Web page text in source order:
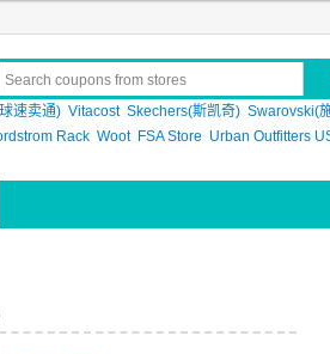
速卖通) Vitacost Skechers(斯凯奇) Swarovski(
Rack Woot FSA Store Urban Outfitters